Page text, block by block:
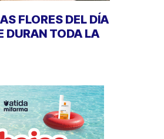
FLORES DEL DÍA
DURAN TODA LA